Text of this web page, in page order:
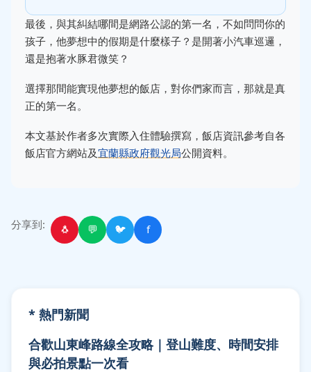
最後，與其糾結哪間是網路公認的第一名，不如問問你的
孩子，他夢想中的假期是什麼樣子？是開著小汽車巡邏，
還是抱著水豚君微笑？
選擇那間能實現他夢想的飯店，對你們家而言，那就是真
正的第一名。
本文基於作者多次實際入住體驗撰寫，飯店資訊參考自各
飯店官方網站及宜蘭縣政府觀光局公開資料。
分享到: 🐧 💬 🐦 f
* 熱門新聞
合歡山東峰路線全攻略｜登山難度、時間安排
與必拍景點一次看